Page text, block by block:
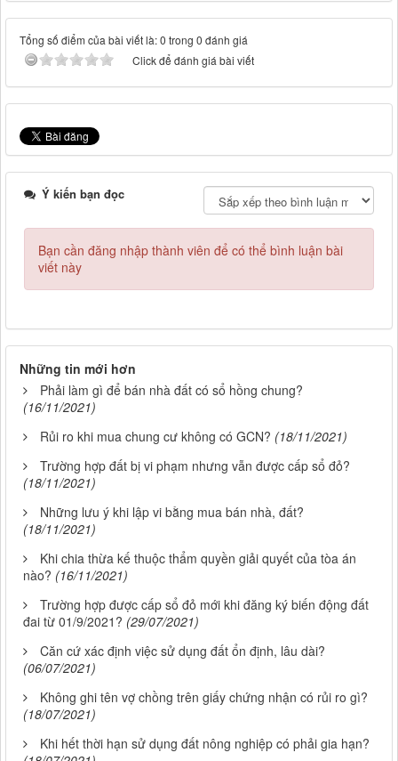
Tổng số điểm của bài viết là: 0 trong 0 đánh giá
Click để đánh giá bài viết
Ý kiến bạn đọc
Bạn cần đăng nhập thành viên để có thể bình luận bài
viết này
Những tin mới hơn
Phải làm gì để bán nhà đất có sổ hồng chung?
(16/11/2021)
Rủi ro khi mua chung cư không có GCN? (18/11/2021)
Trường hợp đất bị vi phạm nhưng vẫn được cấp sổ đỏ?
(18/11/2021)
Những lưu ý khi lập vi bằng mua bán nhà, đất?
(18/11/2021)
Khi chia thừa kế thuộc thẩm quyền giải quyết của tòa án
nào? (16/11/2021)
Trường hợp được cấp sổ đỏ mới khi đăng ký biến động đất
đai từ 01/9/2021? (29/07/2021)
Căn cứ xác định việc sử dụng đất ổn định, lâu dài?
(06/07/2021)
Không ghi tên vợ chồng trên giấy chứng nhận có rủi ro gì?
(18/07/2021)
Khi hết thời hạn sử dụng đất nông nghiệp có phải gia hạn?